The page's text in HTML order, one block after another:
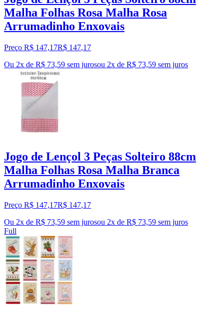
Malha Folhas Rosa Malha Rosa
Arrumadinho Enxovais
Preço R$ 147,17R$ 147,17
Ou 2x de R$ 73,59 sem jurosou 2x de R$ 73,59 sem juros
Jogo de Lençol 3 Peças Solteiro 88cm
Malha Folhas Rosa Malha Branca
Arrumadinho Enxovais
Preço R$ 147,17R$ 147,17
Ou 2x de R$ 73,59 sem jurosou 2x de R$ 73,59 sem juros
Full